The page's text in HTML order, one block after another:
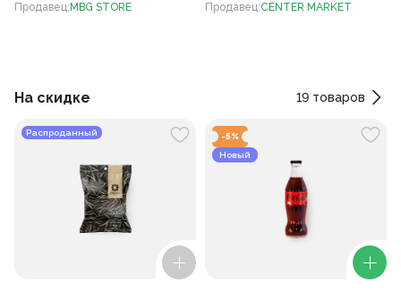
Продавец: MBG STORE Продавец:CENTER MARKET
На скидке 19 товаров
Распроданный -5%
Новый